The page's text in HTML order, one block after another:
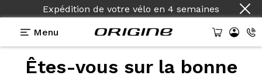
Expédition de votre vélo en 4 semaines
Menu
Êtes-vous sur la bonne
Equipements>Accessoire> Insert fixation axe